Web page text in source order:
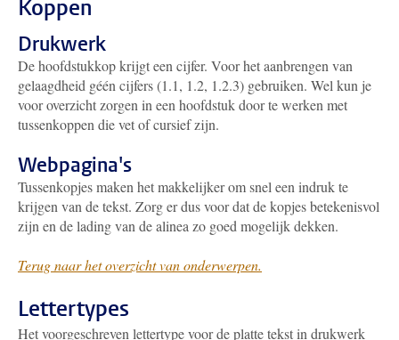
Koppen
Drukwerk
De hoofdstukkop krijgt een cijfer. Voor het aanbrengen van
gelaagdheid géén cijfers (1.1, 1.2, 1.2.3) gebruiken. Wel kun je
voor overzicht zorgen in een hoofdstuk door te werken met
tussenkoppen die vet of cursief zijn.
Webpagina's
Tussenkopjes maken het makkelijker om snel een indruk te
krijgen van de tekst. Zorg er dus voor dat de kopjes betekenisvol
zijn en de lading van de alinea zo goed mogelijk dekken.
Terug naar het overzicht van onderwerpen.
Lettertypes
Het voorgeschreven lettertype voor de platte tekst in drukwerk